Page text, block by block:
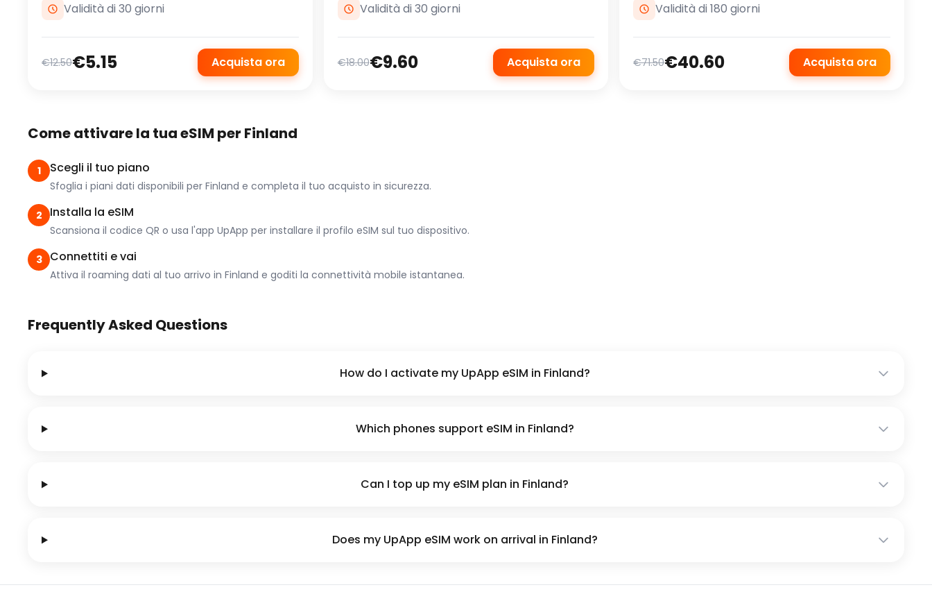
Validità di 30 giorni
€12.50€5.15 Acquista ora
Validità di 30 giorni
€18.00€9.60 Acquista ora
Validità di 180 giorni
€71.50€40.60 Acquista ora
Come attivare la tua eSIM per Finland
1 Scegli il tuo piano
Sfoglia i piani dati disponibili per Finland e completa il tuo acquisto in sicurezza.
2 Installa la eSIM
Scansiona il codice QR o usa l'app UpApp per installare il profilo eSIM sul tuo dispositivo.
3 Connettiti e vai
Attiva il roaming dati al tuo arrivo in Finland e goditi la connettività mobile istantanea.
Frequently Asked Questions
How do I activate my UpApp eSIM in Finland?
Which phones support eSIM in Finland?
Can I top up my eSIM plan in Finland?
Does my UpApp eSIM work on arrival in Finland?